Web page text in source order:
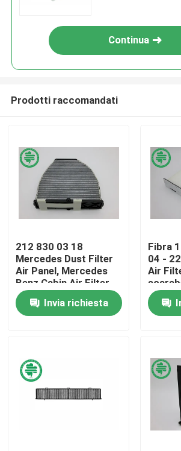
Casa
Prodotti
Video
Giro della fabbrica
Continua
Prodotti raccomandati
212 830 03 18
Mercedes Dust Filter
Air Panel, Mercedes
Benz Cabin Air Filter
Invia richiesta
Fibra
04 -
Air